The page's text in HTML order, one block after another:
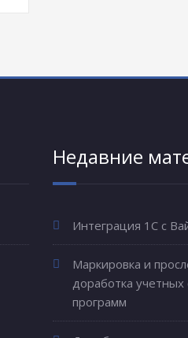
Недавние
Интеграция 1С с
Маркировка и
доработка учетных
программ